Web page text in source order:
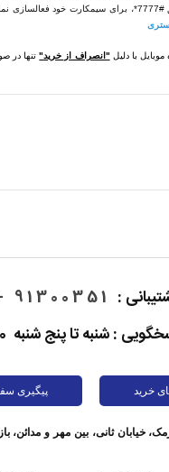
ایشان، دستگاه را از طریق #7777*، برای سیمکارت
با دلیل "انصراف از خرید"تنها در
:
91300351 - 021
: شنبه تا پنج شنبه 10 تا 20
خرید پیگیری
خیابان ثانی، بین مهر و مدائن،